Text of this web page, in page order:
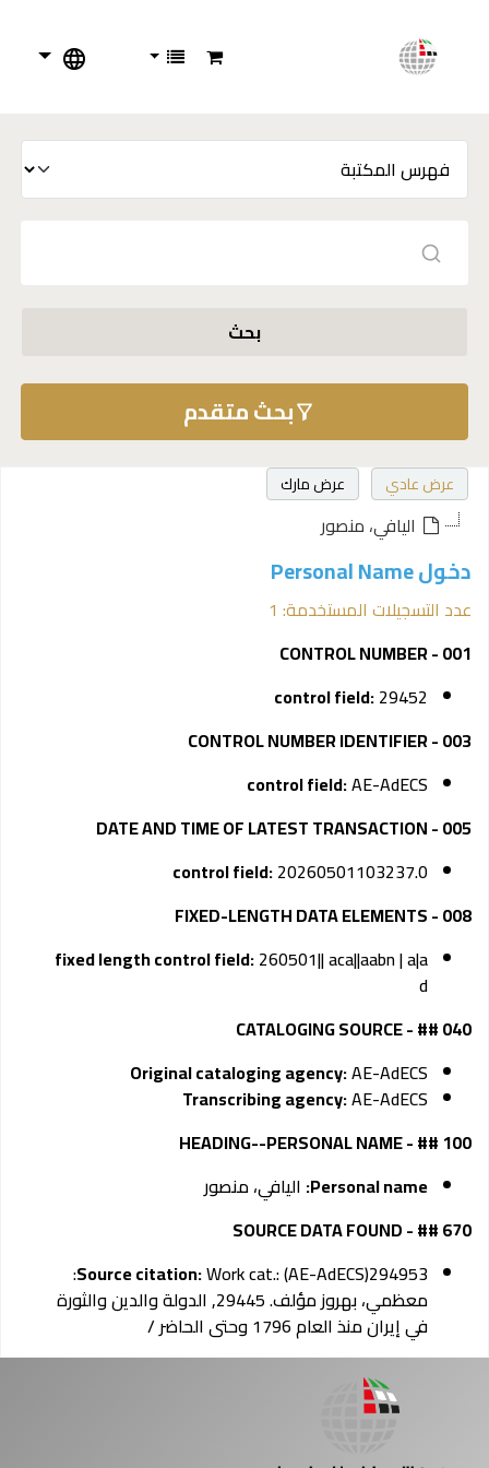
بحث
بحث متقدم
عرض عادي عرض مارك
اليافي، منصور
دخول Personal Name
عدد التسجيلات المستخدمة: 1
001 - CONTROL NUMBER
control field:29452
003 - CONTROL NUMBER IDENTIFIER
control field:AE-AdECS
005 - DATE AND TIME OF LATEST TRANSACTION
control field:20260501103237.0
008 - FIXED-LENGTH DATA ELEMENTS
fixed length control field:260501|| aca||aabn | a|a
d
040 ## - CATALOGING SOURCE
Original cataloging agency:AE-AdECS
Transcribing agency:AE-AdECS
100 ## - HEADING--PERSONAL NAME
Personal name: اليافي، منصور
670 ## - SOURCE DATA FOUND
Source citation:
Work cat.: (AE-AdECS)294953:
معظمي، بهروز مؤلف. 29445, الدولة والدين والثورة
في إيران منذ العام 1796 وحتى الحاضر /